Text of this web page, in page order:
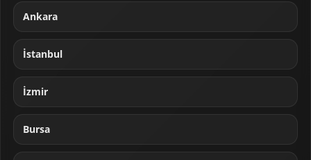
Ankara
İstanbul
İzmir
Bursa